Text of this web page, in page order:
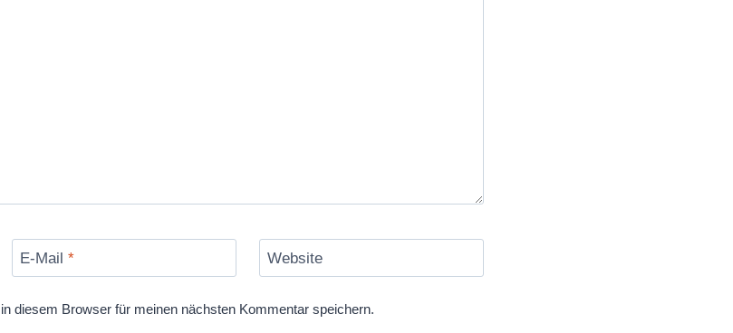
E-Mail * Website
diesem Browser für meinen nächsten Kommentar speichern.